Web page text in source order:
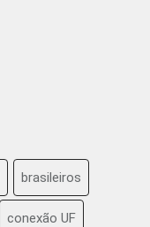
brasileiros
conexão UF